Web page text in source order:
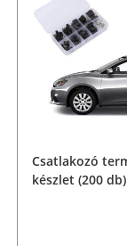
Csatlakozó
készlet (200 db)